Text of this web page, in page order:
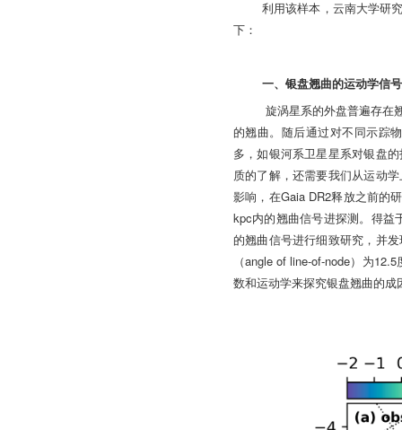
利用该样本，云南大学研
下：
一、银盘翘曲的运动学信
旋涡星系的外盘普遍存在
的翘曲。随后通过对不同示踪
多，如银河系卫星星系对银盘
质的了解，还需要我们从运动
影响，在Gaia DR2释放之前的
kpc内的翘曲信号进探测。得益
的翘曲信号进行细致研究，并
（angle of line-of-node）为12.5
数和运动学来探究银盘翘曲的成